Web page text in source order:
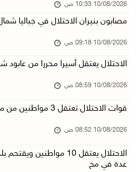
حالة الطقس: استمرار تأثير الكتلة
الاحتلال يواصل عدوانه على غزة
09/آب/2026 11:59 م
"نقابة الصحفيين": 108 اعتداءات بحق الصحفيين ا ...
الاحتلال يقتحم بلدات عتيل وزيتا
10/08/2026 10:33 ص
مصابون بنيران الاحتلال في جباليا
10/08/2026 09:18 ص
الاحتلال يعتقل أسيرا محررا من عابود
10/08/2026 08:59 ص
قوات الاحتلال تعتقل 3 مواطنين من محافظة جنين
10/08/2026 08:52 ص
الاحتلال يعتقل 10 مواطنين
عدة في مح